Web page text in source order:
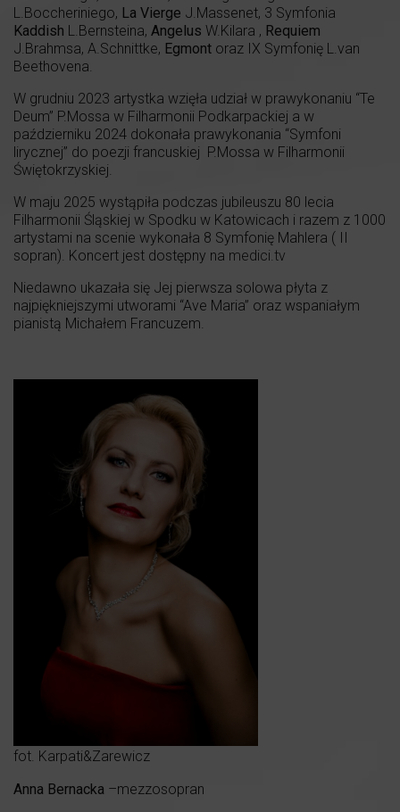
L.Boccheriniego, La Vierge J.Massenet, 3 Symfonia
Kaddish L.Bernsteina, Angelus W.Kilara , Requiem
J.Brahmsa, A.Schnittke, Egmont oraz IX Symfonię L.van
Beethovena.
W grudniu 2023 artystka wzięła udział w prawykonaniu “Te
Deum” P.Mossa w Filharmonii Podkarpackiej a w
październiku 2024 dokonała prawykonania “Symfoni
lirycznej” do poezji francuskiej P.Mossa w Filharmonii
Świętokrzyskiej.
W maju 2025 wystąpiła podczas jubileuszu 80 lecia
Filharmonii Śląskiej w Spodku w Katowicach i razem z 1000
artystami na scenie wykonała 8 Symfonię Mahlera ( II
sopran). Koncert jest dostępny na medici.tv
Niedawno ukazała się Jej pierwsza solowa płyta z
najpiękniejszymi utworami “Ave Maria” oraz wspaniałym
pianistą Michałem Francuzem.
fot. Karpati&Zarewicz
Anna Bernacka –mezzosopran